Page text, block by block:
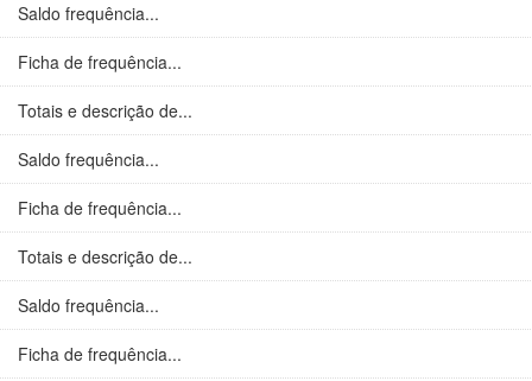
Saldo frequência...
Ficha de frequência...
Totais e descrição de...
Saldo frequência...
Ficha de frequência...
Totais e descrição de...
Saldo frequência...
Ficha de frequência...